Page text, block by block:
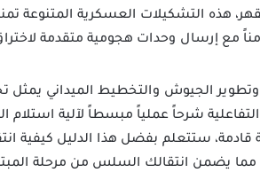
هذه التشكيلات العسكرية المتنوعة
إرسال وحدات هجومية متقدمة
الجيوش والتخطيط الميداني يمثل
شرحاً عملياً مبسطاً لآلية استلام
ستتعلم بفضل هذا الدليل كيفية
مما يضمن انتقالك السلس من مرحلة